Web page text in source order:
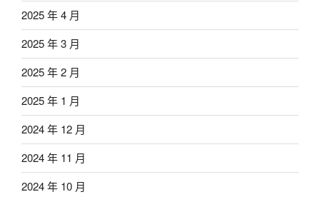
2025 年 4 月
2025 年 3 月
2025 年 2 月
2025 年 1 月
2024 年 12 月
2024 年 11 月
2024 年 10 月